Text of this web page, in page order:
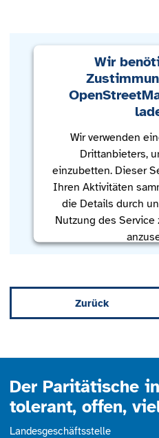
Wir
Wir verwenden
Drittanbieters,
einzubetten. Dieser
Ihren Aktivitäten
die Details durch
Nutzung des Service
Zurück
Der Paritätische
tolerant, offen,
Landesgeschäftsstelle